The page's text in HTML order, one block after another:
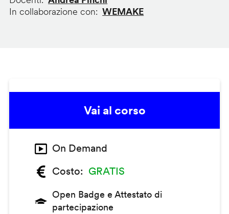
In collaborazione con
WEMAKE
Vai al corso
On Demand
Costo
GRATIS
Open Badge e Attestato di
partecipazione